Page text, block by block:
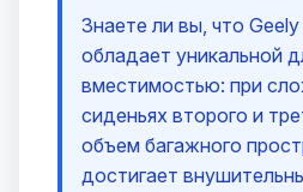
Знаете ли вы, что
обладает уникальной
вместимостью: при
сиденьях второго и
объем багажного
достигает